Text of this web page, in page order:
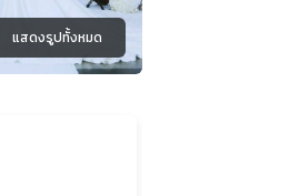
แสดงรูปทั้งหมด